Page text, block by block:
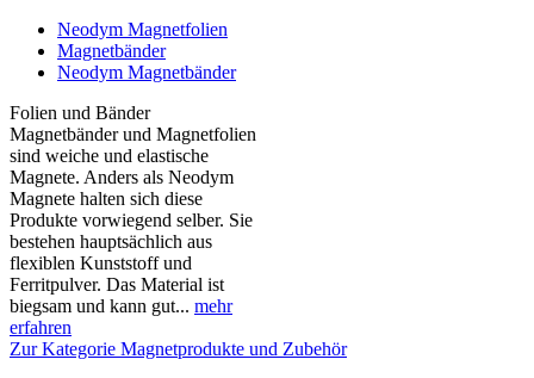
Neodym Magnetfolien
Magnetbänder
Neodym Magnetbänder
Folien und Bänder
Magnetbänder und Magnetfolien
sind weiche und elastische
Magnete. Anders als Neodym
Magnete halten sich diese
Produkte vorwiegend selber. Sie
bestehen hauptsächlich aus
flexiblen Kunststoff und
Ferritpulver. Das Material ist
biegsam und kann gut... mehr
erfahren
Zur Kategorie Magnetprodukte und Zubehör